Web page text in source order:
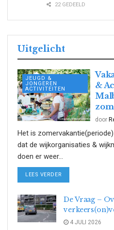
22 GEDEELD
Uitgelicht
JEUGD &
JONGEREN
ACTIVITEITEN
&
door
Het is
dat de wijkorganisaties &
doen er weer...
LEES VERDER
De Vraag –
4 JULI 2026